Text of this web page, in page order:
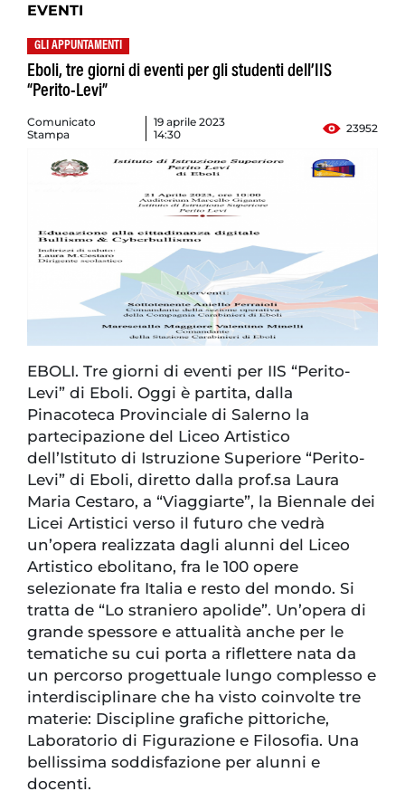
EVENTI
GLI APPUNTAMENTI
Eboli, tre giorni di eventi per gli studenti dell’IIS
“Perito-Levi”
Comunicato
Stampa
19 aprile 2023
14:30
23952
EBOLI. Tre giorni di eventi per IIS “Perito-
Levi” di Eboli. Oggi è partita, dalla
Pinacoteca Provinciale di Salerno la
partecipazione del Liceo Artistico
dell’Istituto di Istruzione Superiore “Perito-
Levi” di Eboli, diretto dalla prof.sa Laura
Maria Cestaro, a “Viaggiarte”, la Biennale dei
Licei Artistici verso il futuro che vedrà
un’opera realizzata dagli alunni del Liceo
Artistico ebolitano, fra le 100 opere
selezionate fra Italia e resto del mondo. Si
tratta de “Lo straniero apolide”. Un’opera di
grande spessore e attualità anche per le
tematiche su cui porta a riflettere nata da
un percorso progettuale lungo complesso e
interdisciplinare che ha visto coinvolte tre
materie: Discipline grafiche pittoriche,
Laboratorio di Figurazione e Filosofia. Una
bellissima soddisfazione per alunni e
docenti.